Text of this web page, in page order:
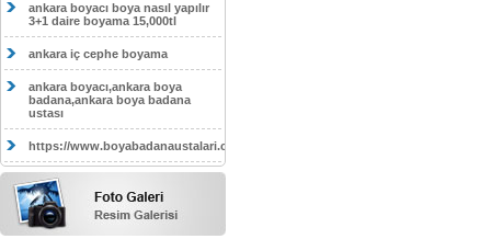
ankara boyacı boya nasıl yapılır
3+1 daire boyama 15,000tl
ankara iç cephe boyama
ankara boyacı,ankara boya
badana,ankara boya badana
ustası
https://www.boyabadanaustalari.com/